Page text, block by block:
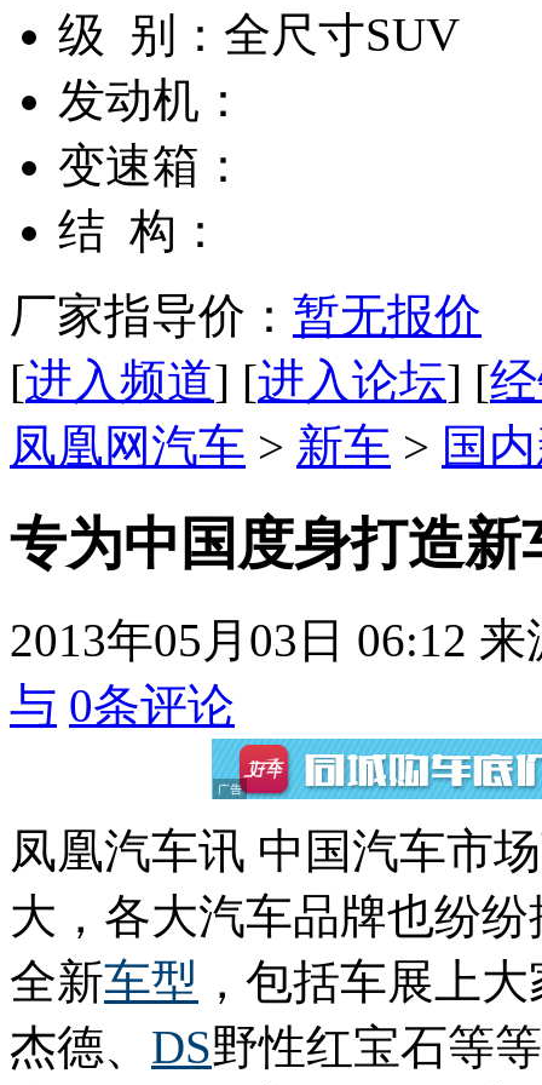
级 别： 全尺寸SUV
发动机：
变速箱：
结 构：
厂家指导价： 暂无报价
[进入频道] [进入论坛] [
凤凰网汽车 > 新车 > 国
专为中国度身打造
2013年05月03日 06:12 来
与 0条评论
凤凰汽车讯 中国汽车市
大，各大汽车品牌也纷
全新车型 ，包括车展上
杰德、 DS野性红宝石等